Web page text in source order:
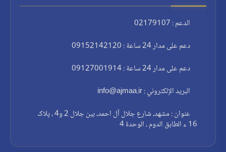
الدعم : 02179107
دعم على مدار 24 ساعة : 09152142120
دعم على مدار 24 ساعة : 09127001914
البريد الإلكتروني : info@ajmaa.ir
عنوان : مشهد، شارع جلال آل احمد، بين جلال 2 و4 ، پلاک
16 ء الطابق الدوم ، الوحدة 4